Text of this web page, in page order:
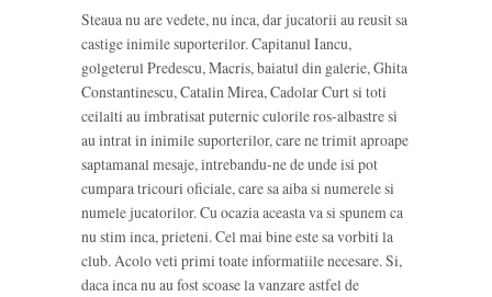
Steaua nu are vedete, nu inca, dar jucatorii au reusit sa
castige inimile suporterilor. Capitanul Iancu,
golgeterul Predescu, Macris, baiatul din galerie, Ghita
Constantinescu, Catalin Mirea, Cadolar Curt si toti
ceilalti au imbratisat puternic culorile ros-albastre si
au intrat in inimile suporterilor, care ne trimit aproape
saptamanal mesaje, intrebandu-ne de unde isi pot
cumpara tricouri oficiale, care sa aiba si numerele si
numele jucatorilor. Cu ocazia aceasta va si spunem ca
nu stim inca, prieteni. Cel mai bine este sa vorbiti la
club. Acolo veti primi toate informatiile necesare. Si,
daca inca nu au fost scoase la vanzare astfel de